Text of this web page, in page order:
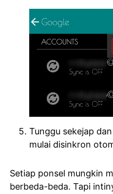
Tunggu sekejap
mulai disinkron
Setiap ponsel mungkin
berbeda-beda. Tapi